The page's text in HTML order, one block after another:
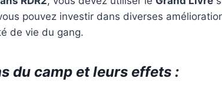
pouvez investir dans diverses
de vie du gang.
du camp et leurs effets :